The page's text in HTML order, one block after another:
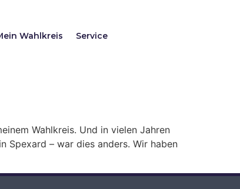
Wahlkreis Service
Wahlkreis. Und in vielen Jahren
Spexard – war dies anders. Wir haben